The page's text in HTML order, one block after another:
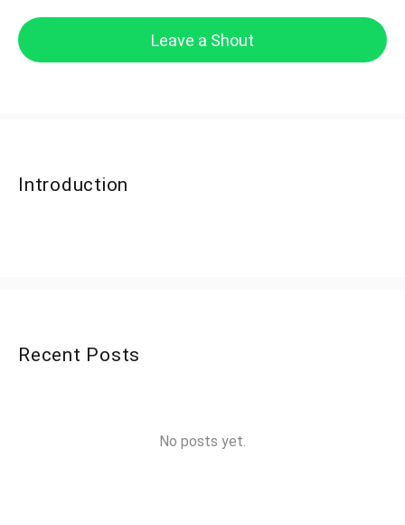
Leave a Shout
Introduction
Recent Posts
No posts yet.